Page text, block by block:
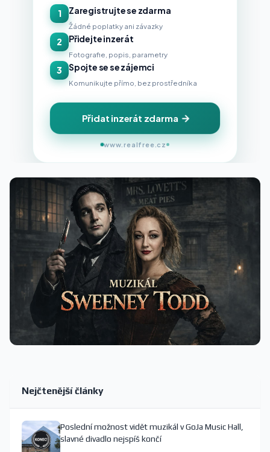
1 Zaregistrujte se zdarma
Žádné poplatky ani závazky
2 Přidejte inzerát
Fotografie, popis, parametry
3 Spojte se se zájemci
Komunikujte přímo, bez prostředníka
Přidat inzerát zdarma
www.realfree.cz
Nejčtenější články
Poslední možnost vidět muzikál v GoJa Music Hall,
slavné divadlo nejspíš končí